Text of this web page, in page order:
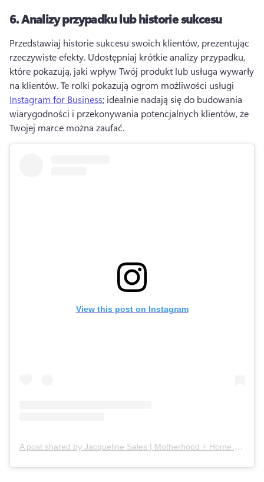
6.Analizy przypadku lub historie sukcesu
Przedstawiaj historie sukcesu swoich klientów, prezentując
rzeczywiste efekty. Udostępniaj krótkie analizy przypadku,
które pokazują, jaki wpływ Twój produkt lub usługa wywarły
na klientów. Te rolki pokazują ogrom możliwości usługi
Instagram for Business; idealnie nadają się do budowania
wiarygodności i przekonywania potencjalnych klientów, że
Twojej marce można zaufać.
View this post on Instagram
A post shared by Jacqueline Sales | Motherhood + Home